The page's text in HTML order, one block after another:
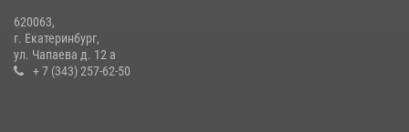
спартакиады «Динамо» памяти погибшего офицера милиции
29 июля 2026, 12:30
620063,
г. Екатеринбург,
ул. Чапаева д. 12 а
+ 7 (343) 257-62-50